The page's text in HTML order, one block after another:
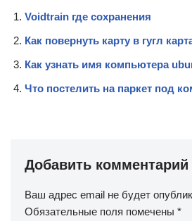
Voidtrain где сохранения
Как повернуть карту в гугл
Как узнать имя компьютера
Что постелить на паркет под
Добавить комментарий
Ваш адрес email не будет
Обязательные поля помечены *